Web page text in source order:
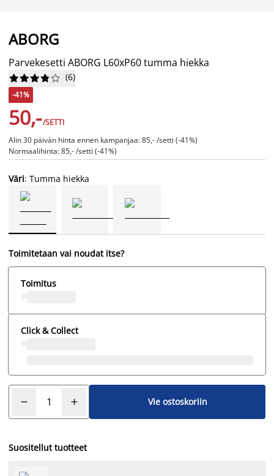
ABORG
Parvekesetti ABORG L60xP60 tumma hiekka





 (6)
-41%
50,-/SETTI
Alin 30 päivän hinta ennen kampanjaa: 85,- /setti (-41%)
Normaalihinta: 85,- /setti (-41%)
Väri: Tumma hiekka
Toimitetaan vai noudat itse?
Toimitus
Click & Collect
Vie ostoskoriin
Suositellut tuotteet